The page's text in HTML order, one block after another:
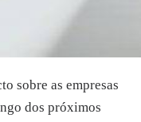
sobre as empresas
dos próximos